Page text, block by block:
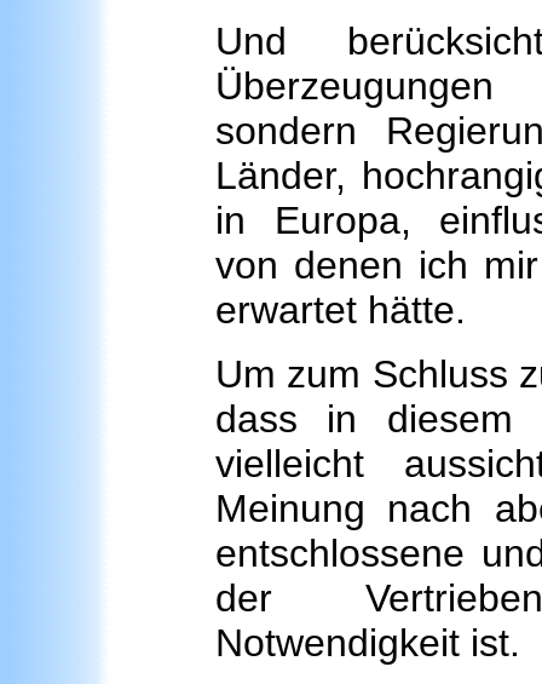
Und
sondern
Länder,
in Europa,
von denen ich
erwartet hätte.
Um zum Schluss
dass in diesem
vielleicht
Meinung nach
entschlossene
der
Notwendigkeit ist.